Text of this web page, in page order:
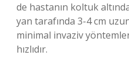
de hastanın koltuk
yan tarafında 3-4 cm
minimal invaziv
hızlıdır.